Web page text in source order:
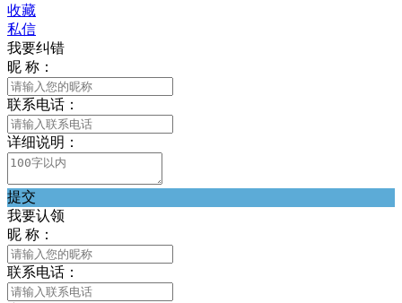
收藏
私信
我要纠错
昵 称：
联系电话：
详细说明：
提交
我要认领
昵 称：
联系电话：